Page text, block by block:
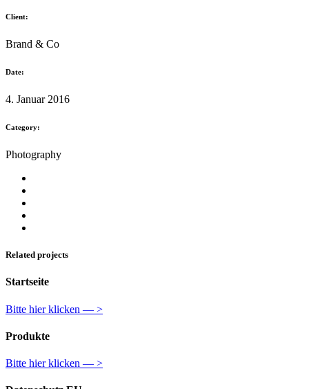
Client:
Brand & Co
Date:
4. Januar 2016
Category:
Photography
Related projects
Startseite
Bitte hier klicken — >
Produkte
Bitte hier klicken — >